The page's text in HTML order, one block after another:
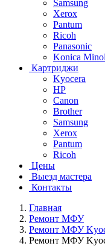
Samsung
Xerox
Pantum
Ricoh
Panasonic
Konica
Картриджи
Kyocera
HP
Canon
Brother
Samsung
Xerox
Pantum
Ricoh
Цены
Выезд мастера
Контакты
Главная
Ремонт МФУ
Ремонт МФУ
Ремонт МФУ